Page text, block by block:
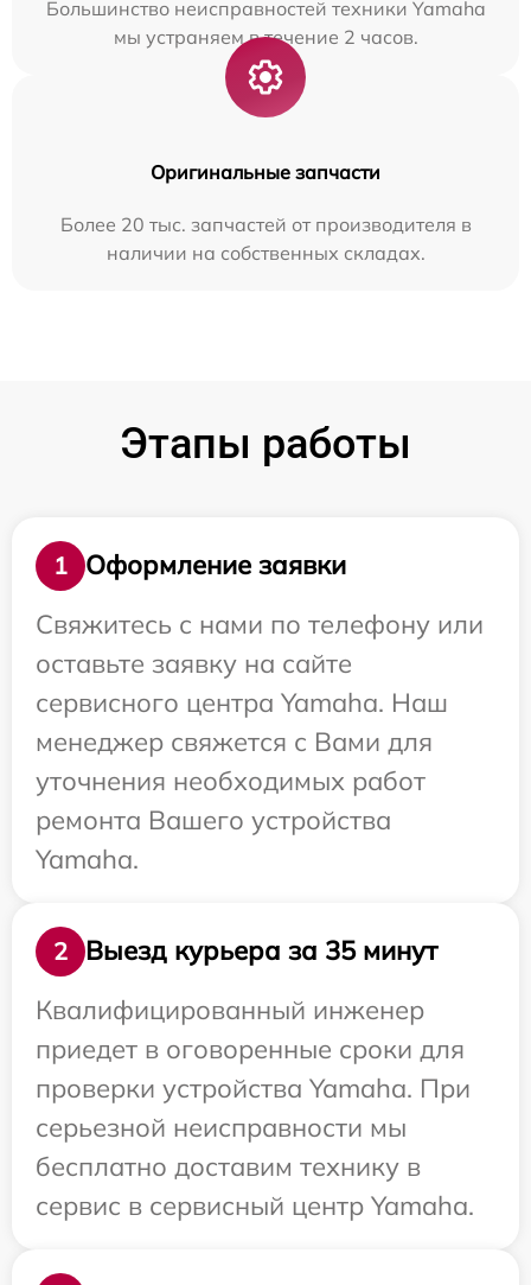
Большинство неисправностей техники Yamaha
мы устраняем в течение 2 часов.
Оригинальные запчасти
Более 20 тыс. запчастей от производителя в
наличии на собственных складах.
Этапы работы
1
Оформление заявки
Свяжитесь с нами по телефону или
оставьте заявку на сайте
сервисного центра Yamaha. Наш
менеджер свяжется с Вами для
уточнения необходимых работ
ремонта Вашего устройства
Yamaha.
2
Выезд курьера за 35 минут
Квалифицированный инженер
приедет в оговоренные сроки для
проверки устройства Yamaha. При
серьезной неисправности мы
бесплатно доставим технику в
сервис в сервисный центр Yamaha.